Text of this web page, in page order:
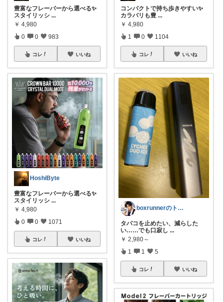
豊富なフレーバーから選べる✨
スタイリッシ ...
￥ 4,980
0 0 983
コレ いいね
HoshiByte
豊富なフレーバーから選べる✨
スタイリッシ ...
￥ 4,980
0 0 1071
コレ いいね
コンパクトで持ち歩きやすい✨
カラバリも豊 ...
￥ 4,980
1 0 1104
コレ いいね
boxrunnerのトレーニングルーム
タバコを止めたい、減らした
い……でも口寂し ...
￥ 2,980～
1 1 5
コレ いいね